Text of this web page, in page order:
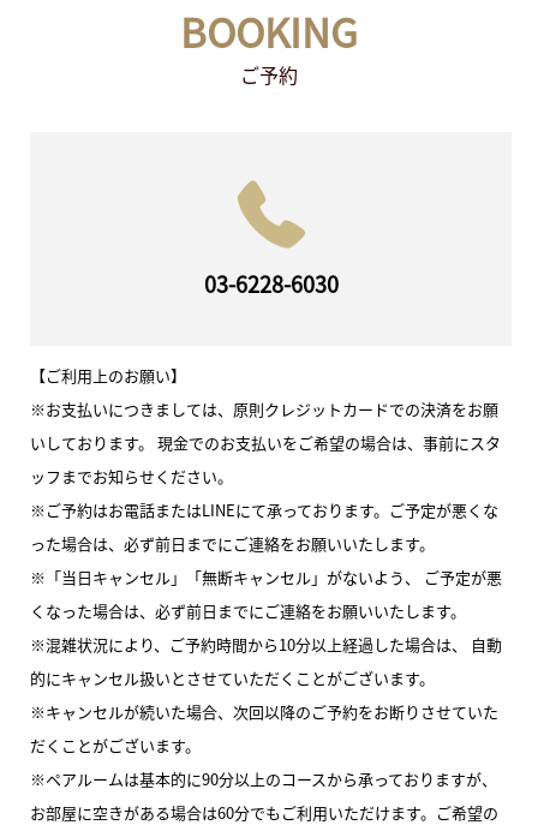
BOOKING
ご予約
03-6228-6030
【ご利用上のお願い】
※お支払いにつきましては、原則クレジットカードでの決済をお願
いしております。 現金でのお支払いをご希望の場合は、事前にスタ
ッフまでお知らせください。
※ご予約はお電話またはLINEにて承っております。ご予定が悪くな
った場合は、必ず前日までにご連絡をお願いいたします。
※「当日キャンセル」「無断キャンセル」がないよう、 ご予定が悪
くなった場合は、必ず前日までにご連絡をお願いいたします。
※混雑状況により、ご予約時間から10分以上経過した場合は、 自動
的にキャンセル扱いとさせていただくことがございます。
※キャンセルが続いた場合、次回以降のご予約をお断りさせていた
だくことがございます。
※ペアルームは基本的に90分以上のコースから承っておりますが、
お部屋に空きがある場合は60分でもご利用いただけます。ご希望の